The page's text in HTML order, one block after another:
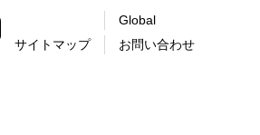
サイトマップ
Global
お問い合わせ